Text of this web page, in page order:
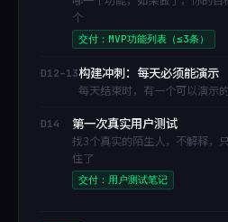
个
交付：MVP功能列表（≤3条）
D12–13构建冲刺：每天必须能演示
每天结束时，有一个可以演示
D14 第一次真实用户测试
找3个真实的陌生人，不解释
住了
交付：用户测试笔记